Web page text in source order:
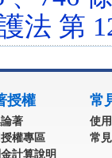
法 第
授權
著
權專區
計算說明
常
使
常